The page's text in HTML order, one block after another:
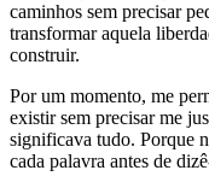
caminhos sem precisar
transformar aquela
construir.
Por um momento, me
existir sem precisar me
significava tudo. Porque
cada palavra antes de